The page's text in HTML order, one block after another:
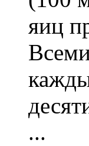
яиц
...